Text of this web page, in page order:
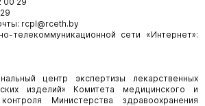
rcpl@rceth.by
телекоммуникационной сети «Интернет»:
центр экспертизы лекарственных
изделий» Комитета медицинского и
Министерства здравоохранения